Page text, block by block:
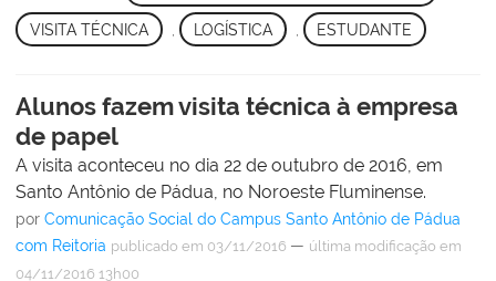
VISITA TÉCNICA LOGÍSTICA ESTUDANTE
Alunos fazem visita técnica à empresa
de papel
A visita aconteceu no dia 22 de outubro de 2016, em
Santo Antônio de Pádua, no Noroeste Fluminense.
por Comunicação Social do Campus Santo Antônio de Pádua
com Reitoria publicado em 03/11/2016 — última modificação em
04/11/2016 13h00